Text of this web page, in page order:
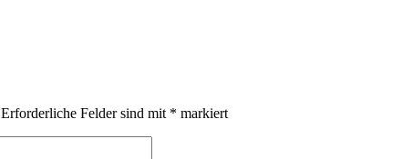
Erforderliche Felder sind mit * markiert